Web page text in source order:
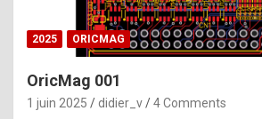
o
n
y
2025 ORICMAG
OricMag 001
1 juin 2025 didier_v 4 Comments